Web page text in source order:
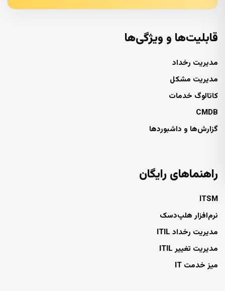
قابلیت‌ها و ویژگی‌ها
مدیریت رخداد
مدیریت مشکل
کاتالوگ خدمات
CMDB
گزارش‌ها و داشبوردها
راهنماهای رایگان
ITSM
نرم‌افزار هلپ‌دسک
مدیریت رخداد ITIL
مدیریت تغییر ITIL
میز خدمت IT